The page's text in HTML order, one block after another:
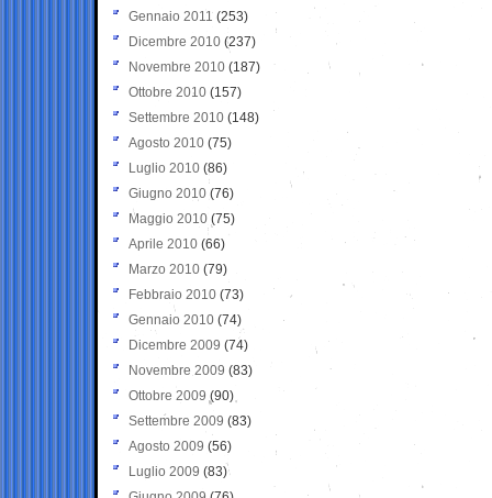
Gennaio 2011 (253)
Dicembre 2010 (237)
Novembre 2010 (187)
Ottobre 2010 (157)
Settembre 2010 (148)
Agosto 2010 (75)
Luglio 2010 (86)
Giugno 2010 (76)
Maggio 2010 (75)
Aprile 2010 (66)
Marzo 2010 (79)
Febbraio 2010 (73)
Gennaio 2010 (74)
Dicembre 2009 (74)
Novembre 2009 (83)
Ottobre 2009 (90)
Settembre 2009 (83)
Agosto 2009 (56)
Luglio 2009 (83)